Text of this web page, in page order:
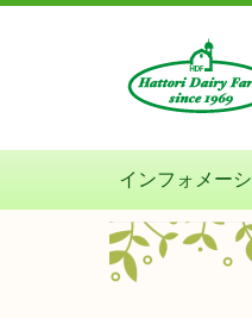
インフォメー